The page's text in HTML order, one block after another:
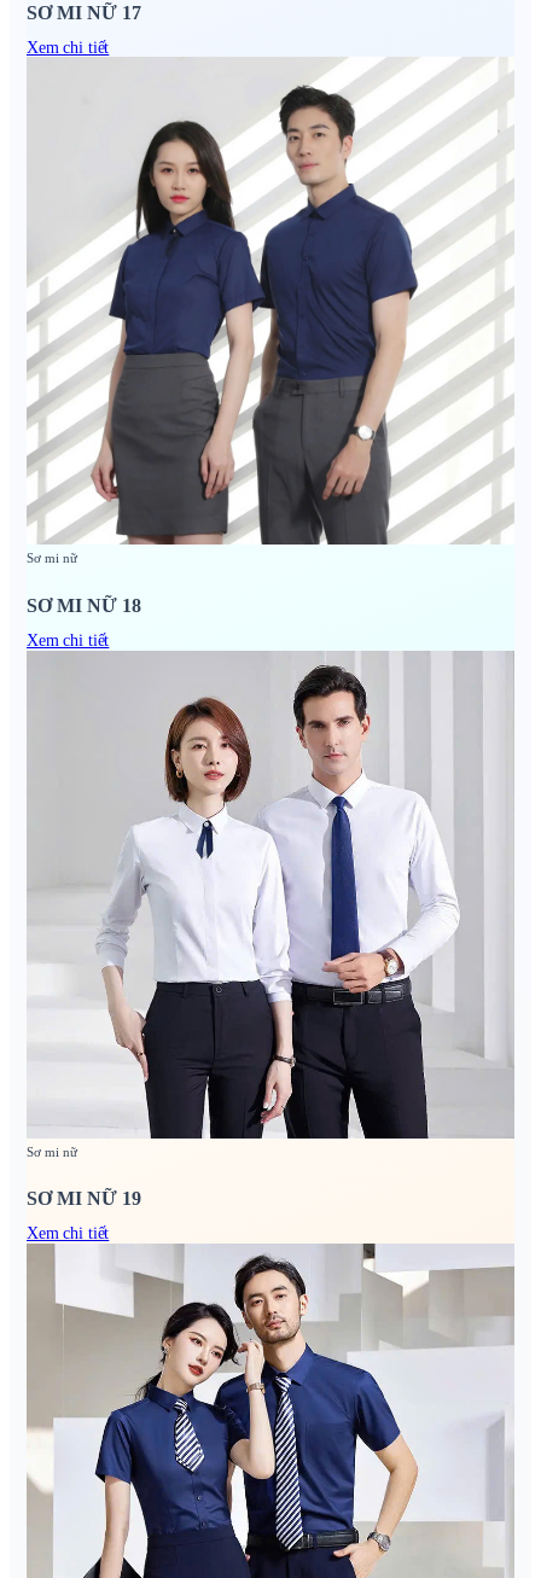
SƠ MI NỮ 17
Xem chi tiết
Sơ mi nữ
SƠ MI NỮ 18
Xem chi tiết
Sơ mi nữ
SƠ MI NỮ 19
Xem chi tiết